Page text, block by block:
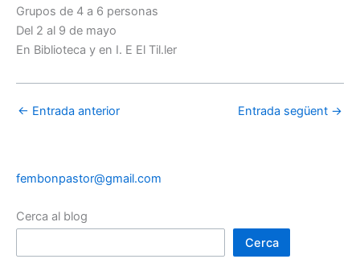
Grupos de 4 a 6 personas
Del 2 al 9 de mayo
En Biblioteca y en I. E El Til.ler
← Entrada anterior Entrada següent →
fembonpastor@gmail.com
Cerca al blog
Cerca